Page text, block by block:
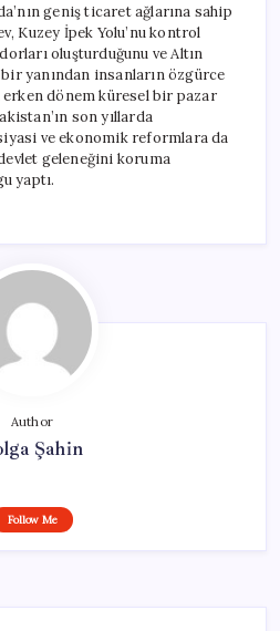
geniş ticaret ağlarına sahip
Kuzey İpek Yolu’nu kontrol
oluşturduğunu ve Altın
bir yanından insanların özgürce
erken dönem küresel bir pazar
son yıllarda
ve ekonomik reformlara da
geleneğini koruma
yaptı.
Author
Şahin
Follow Me